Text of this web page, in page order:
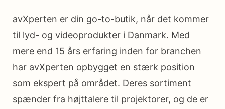
avXperten er din go-to-butik, når det kommer
til lyd- og videoprodukter i Danmark. Med
mere end 15 års erfaring inden for branchen
har avXperten opbygget en stærk position
som ekspert på området. Deres sortiment
spænder fra højttalere til projektorer, og de er